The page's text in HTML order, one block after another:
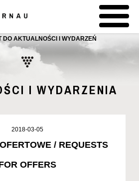
DO AKTUALNOŚCI I WYDARZEŃ
I WYDARZENIA
2018-03-05
/ REQUESTS
OFFERS